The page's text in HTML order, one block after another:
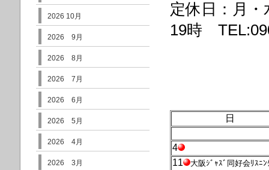
定休日：月
19時
日
4
11
大阪ｼﾞｬｽﾞ同好会ﾘｽﾆﾝ
2026 10月
2026 9月
2026 8月
2026 7月
2026 6月
2026 5月
2026 4月
2026 3月